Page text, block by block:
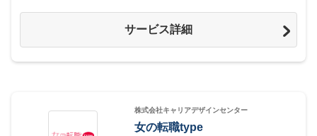
サービス詳細
株式会社キャリアデザインセンター
女の転職type